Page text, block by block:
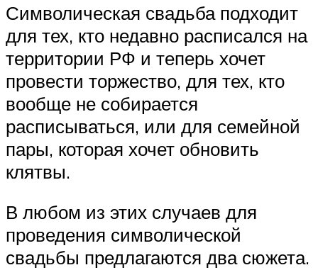
Символическая свадьба подходит
для тех, кто недавно расписался на
территории РФ и теперь хочет
провести торжество, для тех, кто
вообще не собирается
расписываться, или для семейной
пары, которая хочет обновить
клятвы.
В любом из этих случаев для
проведения символической
свадьбы предлагаются два сюжета.